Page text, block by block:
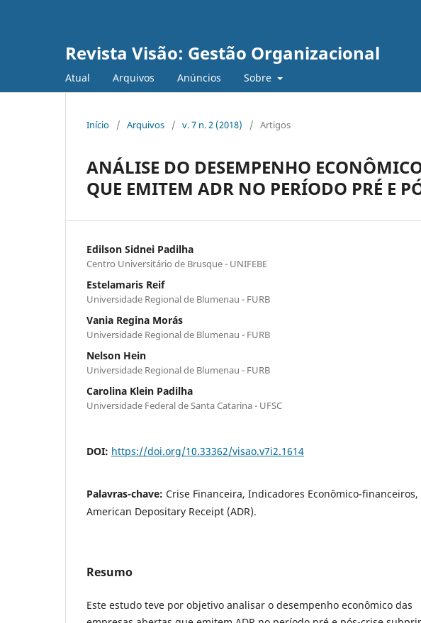
Revista Visão: Gestão Organizacional
Atual Arquivos Anúncios Sobre
Início / Arquivos / v. 7 n. 2 (2018) / Artigos
ANÁLISE DO DESEMPENHO
QUE EMITEM ADR NO PERÍODO PRÉ E
Edilson Sidnei Padilha
Centro Universitário de Brusque - UNIFEBE
Estelamaris Reif
Universidade Regional de Blumenau - FURB
Vania Regina Morás
Universidade Regional de Blumenau - FURB
Nelson Hein
Universidade Regional de Blumenau - FURB
Carolina Klein Padilha
Universidade Federal de Santa Catarina - UFSC
DOI: https://doi.org/10.33362/visao.v7i2.1614
Palavras-chave: Crise Financeira, Indicadores Econômico-financeiros,
American Depositary Receipt (ADR).
Resumo
Este estudo teve por objetivo analisar o desempenho econômico das